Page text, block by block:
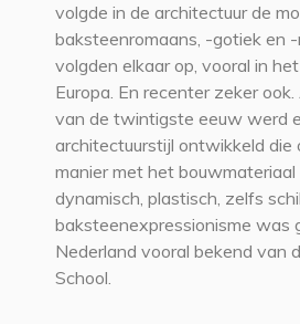
volgde in de architectuur de
baksteenromaans, -gotiek en
volgden elkaar op, vooral in
Europa. En recenter zeker
van de twintigste eeuw werd
architectuurstijl ontwikkeld die
manier met het bouwmateriaal
dynamisch, plastisch, zelfs
baksteenexpressionisme was
Nederland vooral bekend van
School.